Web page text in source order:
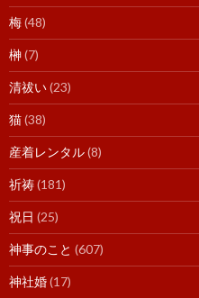
梅(48)
榊(7)
清祓い(23)
猫(38)
産着レンタル(8)
祈祷(181)
祝日 (25)
神事のこと (607)
神社婚(17)